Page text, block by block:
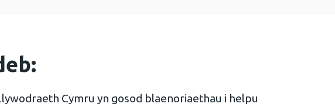
Cymru yn gosod blaenoriaethau i helpu